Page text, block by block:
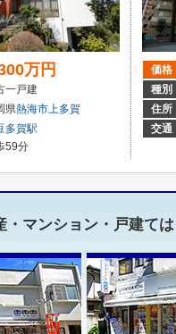
万円
一戸建
県熱海市上多賀
多賀駅
59分
価格
種別
住所
交通
・マンション・戸建て